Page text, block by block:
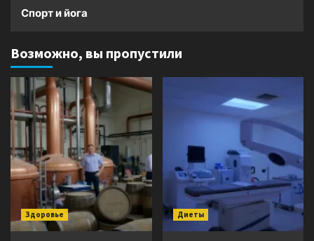
Спорт и йога
Возможно, вы пропустили
Здоровье Диеты